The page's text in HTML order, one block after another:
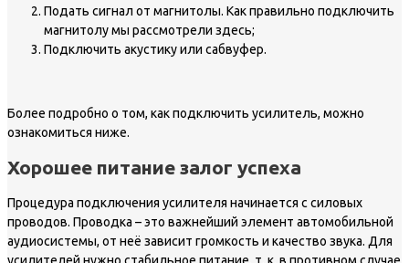
Подать сигнал от магнитолы. Как правильно подключить
магнитолу мы рассмотрели здесь;
Подключить акустику или сабвуфер.
Более подробно о том, как подключить усилитель, можно
ознакомиться ниже.
Хорошее питание залог успеха
Процедура подключения усилителя начинается c силовых
проводов. Проводка – это важнейший элемент автомобильной
аудиосистемы, от неё зависит громкость и качество звука. Для
усилителей нужно стабильное питание, т. к. в противном случае